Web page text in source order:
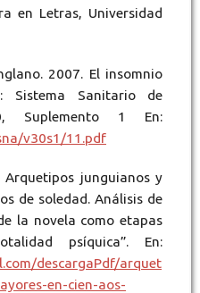
en Letras, Universidad
2007. El insomnio
Sistema Sanitario de
Suplemento 1 En:
v30s1/11.pdf
Arquetipos junguianos y
de soledad. Análisis de
la novela como etapas
psíquica”. En:
descargaPdf/arquet
en-cien-aos-